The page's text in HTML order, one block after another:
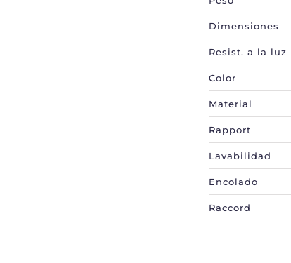
Dimensiones
Resist. a la luz
Color
Material
Rapport
Lavabilidad
Encolado
Raccord